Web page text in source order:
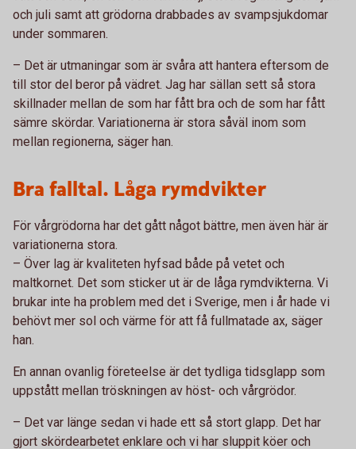
och juli samt att grödorna drabbades av svampsjukdomar
under sommaren.
– Det är utmaningar som är svåra att hantera eftersom de
till stor del beror på vädret. Jag har sällan sett så stora
skillnader mellan de som har fått bra och de som har fått
sämre skördar. Variationerna är stora såväl inom som
mellan regionerna, säger han.
Bra falltal. Låga rymdvikter
För vårgrödorna har det gått något bättre, men även här är
variationerna stora.
– Över lag är kvaliteten hyfsad både på vetet och
maltkornet. Det som sticker ut är de låga rymdvikterna. Vi
brukar inte ha problem med det i Sverige, men i år hade vi
behövt mer sol och värme för att få fullmatade ax, säger
han.
En annan ovanlig företeelse är det tydliga tidsglapp som
uppstått mellan tröskningen av höst- och vårgrödor.
– Det var länge sedan vi hade ett så stort glapp. Det har
gjort skördearbetet enklare och vi har sluppit köer och